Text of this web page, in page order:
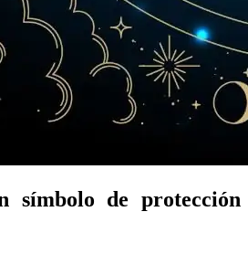
símbolo de protección